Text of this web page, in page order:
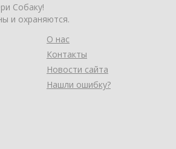
Собаку!
и охраняются.
О нас
Контакты
Новости сайта
Нашли ошибку?